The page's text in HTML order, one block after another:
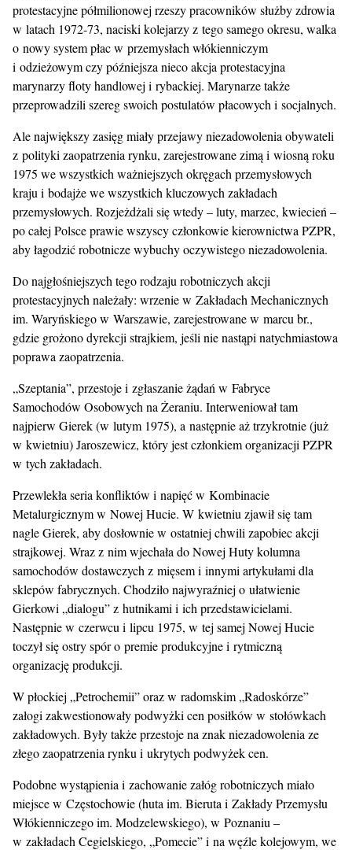
protestacyjne półmilionowej rzeszy pracowników służby zdrowia
w latach 1972-73, naciski kolejarzy z tego samego okresu, walka
o nowy system płac w przemysłach włókienniczym
i odzieżowym czy późniejsza nieco akcja protestacyjna
marynarzy floty handlowej i rybackiej. Marynarze także
przeprowadzili szereg swoich postulatów płacowych i socjalnych.
Ale największy zasięg miały przejawy niezadowolenia obywateli
z polityki zaopatrzenia rynku, zarejestrowane zimą i wiosną roku
1975 we wszystkich ważniejszych okręgach przemysłowych
kraju i bodajże we wszystkich kluczowych zakładach
przemysłowych. Rozjeżdżali się wtedy – luty, marzec, kwiecień –
po całej Polsce prawie wszyscy członkowie kierownictwa PZPR,
aby łagodzić robotnicze wybuchy oczywistego niezadowolenia.
Do najgłośniejszych tego rodzaju robotniczych akcji
protestacyjnych należały: wrzenie w Zakładach Mechanicznych
im. Waryńskiego w Warszawie, zarejestrowane w marcu br.,
gdzie grożono dyrekcji strajkiem, jeśli nie nastąpi natychmiastowa
poprawa zaopatrzenia.
„Szeptania”, przestoje i zgłaszanie żądań w Fabryce
Samochodów Osobowych na Żeraniu. Interweniował tam
najpierw Gierek (w lutym 1975), a następnie aż trzykrotnie (już
w kwietniu) Jaroszewicz, który jest członkiem organizacji PZPR
w tych zakładach.
Przewlekła seria konfliktów i napięć w Kombinacie
Metalurgicznym w Nowej Hucie. W kwietniu zjawił się tam
nagle Gierek, aby dosłownie w ostatniej chwili zapobiec akcji
strajkowej. Wraz z nim wjechała do Nowej Huty kolumna
samochodów dostawczych z mięsem i innymi artykułami dla
sklepów fabrycznych. Chodziło najwyraźniej o ułatwienie
Gierkowi „dialogu” z hutnikami i ich przedstawicielami.
Następnie w czerwcu i lipcu 1975, w tej samej Nowej Hucie
toczył się ostry spór o premie produkcyjne i rytmiczną
organizację produkcji.
W płockiej „Petrochemii” oraz w radomskim „Radoskórze”
załogi zakwestionowały podwyżki cen posiłków w stołówkach
zakładowych. Były także przestoje na znak niezadowolenia ze
złego zaopatrzenia rynku i ukrytych podwyżek cen.
Podobne wystąpienia i zachowanie załóg robotniczych miało
miejsce w Częstochowie (huta im. Bieruta i Zakłady Przemysłu
Włókienniczego im. Modzelewskiego), w Poznaniu –
w zakładach Cegielskiego, „Pomecie” i na węźle kolejowym, we